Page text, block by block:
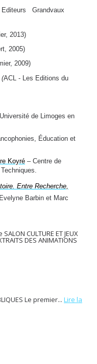
Le premier... Lire la
Editeurs Grandvaux
2013)
2005)
2009)
(ACL - Les Editions du
de Limoges en
Éducation et
Koyré – Centre de
Entre Recherche,
Barbin et Marc
SALON CULTURE ET JEUX
DES ANIMATIONS